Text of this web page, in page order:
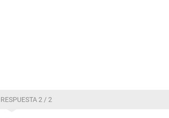
RESPUESTA 2 / 2